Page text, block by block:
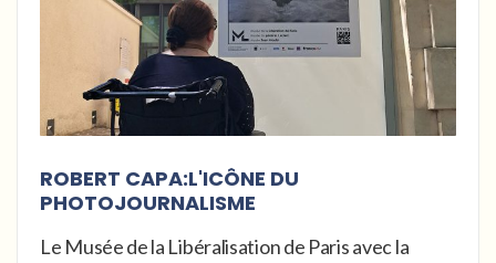
ROBERT CAPA:L'ICÔNE DU
PHOTOJOURNALISME
Le Musée de la Libéralisation de Paris avec la